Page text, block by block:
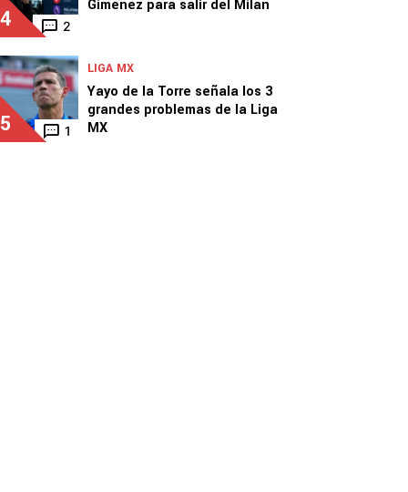
4 2
Giménez para salir del Milan
5 1
LIGA MX
Yayo de la Torre señala los 3
grandes problemas de la Liga
MX